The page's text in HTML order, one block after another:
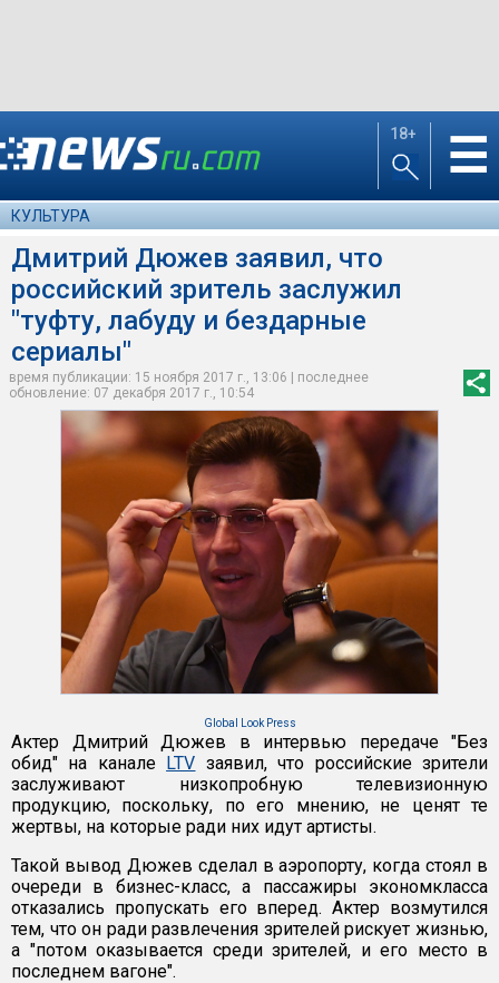
18+ ☰
КУЛЬТУРА
Дмитрий Дюжев заявил, что
российский зритель заслужил
"туфту, лабуду и бездарные
сериалы"
время публикации: 15 ноября 2017 г., 13:06 | последнее
обновление: 07 декабря 2017 г., 10:54
Global Look Press
Актер Дмитрий Дюжев в интервью передаче "Без
обид" на канале LTV заявил, что российские зрители
заслуживают низкопробную телевизионную
продукцию, поскольку, по его мнению, не ценят те
жертвы, на которые ради них идут артисты.
Такой вывод Дюжев сделал в аэропорту, когда стоял в
очереди в бизнес-класс, а пассажиры экономкласса
отказались пропускать его вперед. Актер возмутился
тем, что он ради развлечения зрителей рискует жизнью,
а "потом оказывается среди зрителей, и его место в
последнем вагоне".